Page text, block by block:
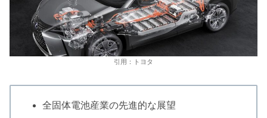
引用：トヨタ
全固体電池産業の先進的な展望